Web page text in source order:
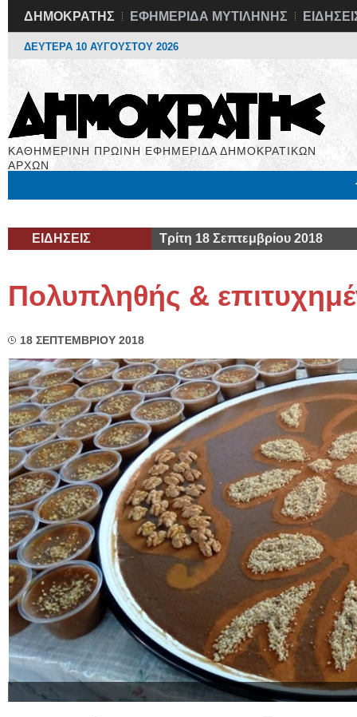
ΔΗΜΟΚΡΑΤΗΣ ΕΦΗΜΕΡΙΔΑ ΜΥΤΙΛΗΝΗΣ
ΔΕΥΤΕΡΑ 10 ΑΥΓΟΥΣΤΟΥ 2026
ΚΑΘΗΜΕΡΙΝΗ ΠΡΩΙΝΗ ΕΦΗΜΕΡΙΔΑ ΔΗΜΟΚΡΑΤΙΚΩΝ
ΑΡΧΩΝ
ΕΙΔΗΣΕΙΣ Τρίτη 18 Σεπτεμβρίου 2018
Πολυπληθής &
18 ΣΕΠΤΕΜΒΡΙΟΥ 2018